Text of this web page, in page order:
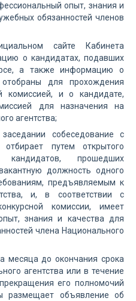
опыт, знания и
обязанностей членов
сайте Кабинета
о кандидатах, подавших
а также информацию о
для прохождения
комиссией, и о кандидате,
для назначения на
агентства;
собеседование с
путем открытого
прошедших
должность одного
предъявляемым к
и, в соответствии с
комиссии, имеет
знания и качества для
члена Национального
месяца до окончания срока
агентства или в течение
его полномочий
размещает объявление об